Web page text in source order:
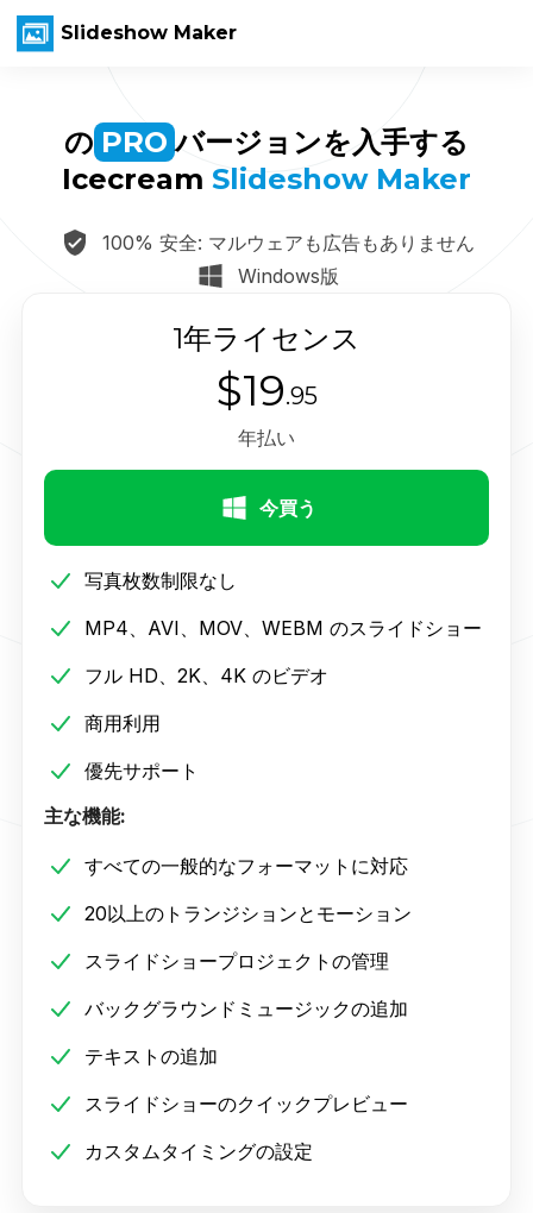
Slideshow Maker
の PRO バージョンを入手する
Icecream Slideshow Maker
100% 安全: マルウェアも広告もありません
Windows版
1年ライセンス
$19.95
年払い
今買う
写真枚数制限なし
MP4、AVI、MOV、WEBM のスライドショー
フル HD、2K、4K のビデオ
商用利用
優先サポート
主な機能:
すべての一般的なフォーマットに対応
20以上のトランジションとモーション
スライドショープロジェクトの管理
バックグラウンドミュージックの追加
テキストの追加
スライドショーのクイックプレビュー
カスタムタイミングの設定